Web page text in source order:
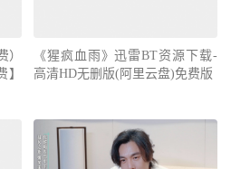
）
】
《猩疯血雨》迅雷BT资源下载-
高清HD无删版(阿里云盘)免费版